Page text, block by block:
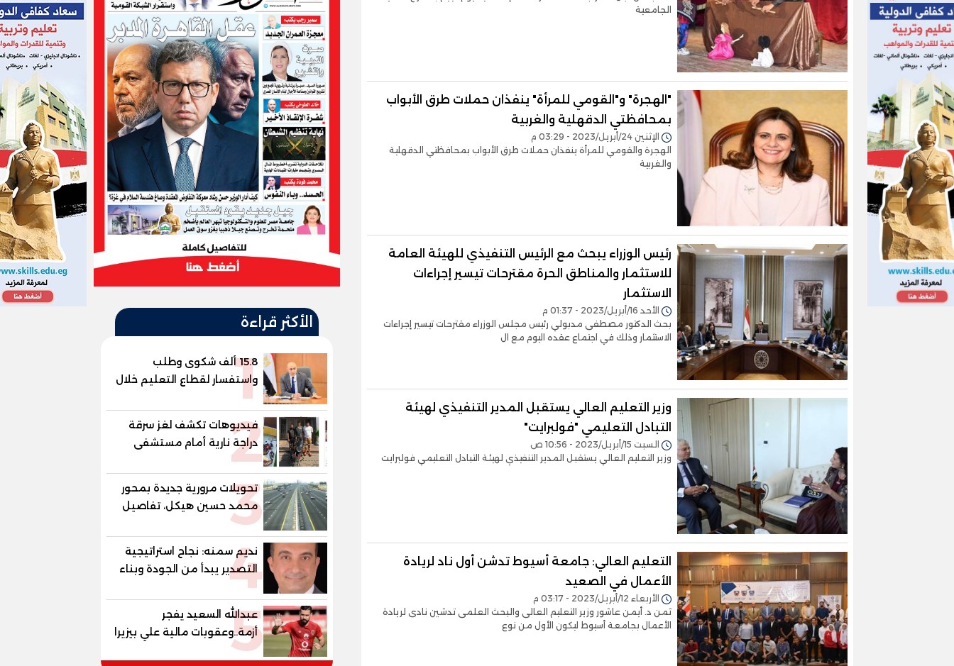
الجامعية
"الهجرة" و"القومي للمرأة" ينفذان حملات طرق الأبواب
بمحافظتي الدقهلية والغربية
الإثنين 24/أبريل/2023 - 03:29 م
الهجرة والقومي للمرأة ينفذان حملات طرق الأبواب بمحافظتي الدقهلية
والغربية
رئيس الوزراء يبحث مع الرئيس التنفيذي للهيئة العامة
للاستثمار والمناطق الحرة مقترحات تيسير إجراءات
الاستثمار
الأحد 16/أبريل/2023 - 01:37 م
بحث الدكتور مصطفى مدبولي رئيس مجلس الوزراء مقترحات تيسير إجراءات
الاستثمار وذلك في اجتماع عقده اليوم مع ال
وزير التعليم العالي يستقبل المدير التنفيذي لهيئة
التبادل التعليمي "فولبرايت"
السبت 15/أبريل/2023 - 10:56 ص
وزير التعليم العالي يستقبل المدير التنفيذي لهيئة التبادل التعليمي فولبرايت
التعليم العالي: جامعة أسيوط تدشن أول ناد لريادة
الأعمال في الصعيد
الأربعاء 12/أبريل/2023 - 03:17 م
ثمن د. أيمن عاشور وزير التعليم العالى والبحث العلمى تدشين نادى لريادة
الأعمال بجامعة أسيوط ليكون الأول من نوع
الأكثر قراءة
115.8 ألف شكوى وطلب
واستفسار لقطاع التعليم خلال
يوليو.. استجابة فعالة لشكاوى
2
فيديوهات تكشف لغز سرقة
دراجة نارية أمام مستشفى
بمدينة نصر
3
تحويلات مرورية جديدة بمحور
محمد حسين هيكل، تفاصيل
الغلق على مرحلتين
4
نديم سمنه: نجاح استراتيجية
التصدير يبدأ من الجودة وبناء
الثقة في شعار "صنع في
مصر"
5
عبدالله السعيد يفجر
أزمة..وعقوبات مالية علي بيزيرا
وبانزا